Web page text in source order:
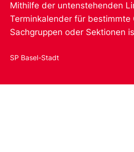
Mithilfe der untenstehenden
Terminkalender für bestimmte
Sachgruppen oder Sektionen
SP Basel-Stadt